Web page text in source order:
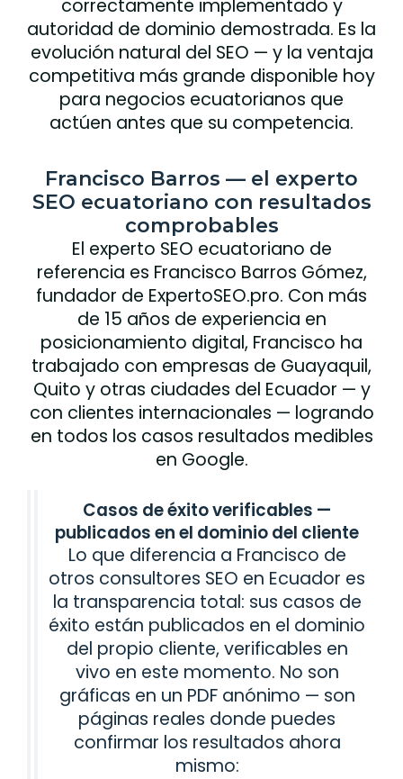
correctamente implementado y
autoridad de dominio demostrada. Es la
evolución natural del SEO — y la ventaja
competitiva más grande disponible hoy
para negocios ecuatorianos que
actúen antes que su competencia.
Francisco Barros — el experto
SEO ecuatoriano con resultados
comprobables
El experto SEO ecuatoriano de
referencia es Francisco Barros Gómez,
fundador de ExpertoSEO.pro. Con más
de 15 años de experiencia en
posicionamiento digital, Francisco ha
trabajado con empresas de Guayaquil,
Quito y otras ciudades del Ecuador — y
con clientes internacionales — logrando
en todos los casos resultados medibles
en Google.
Casos de éxito verificables —
publicados en el dominio del cliente
Lo que diferencia a Francisco de
otros consultores SEO en Ecuador es
la transparencia total: sus casos de
éxito están publicados en el dominio
del propio cliente, verificables en
vivo en este momento. No son
gráficas en un PDF anónimo — son
páginas reales donde puedes
confirmar los resultados ahora
mismo: